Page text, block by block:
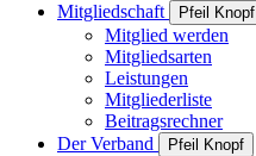
Mitgliedschaft
Pfeil Knopf
Mitglied werden
Mitgliedsarten
Leistungen
Mitgliederliste
Beitragsrechner
Der Verband
Pfeil Knopf